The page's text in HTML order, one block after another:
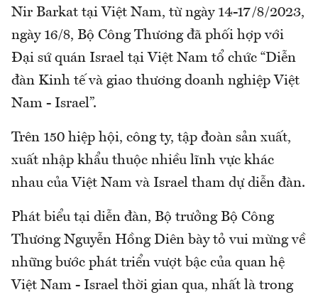
Nir Barkat tại Việt Nam, từ ngày 14-17/8/2023,
ngày 16/8, Bộ Công Thương đã phối hợp với
Đại sứ quán Israel tại Việt Nam tổ chức “Diễn
đàn Kinh tế và giao thương doanh nghiệp Việt
Nam - Israel”.
Trên 150 hiệp hội, công ty, tập đoàn sản xuất,
xuất nhập khẩu thuộc nhiều lĩnh vực khác
nhau của Việt Nam và Israel tham dự diễn đàn.
Phát biểu tại diễn đàn, Bộ trưởng Bộ Công
Thương Nguyễn Hồng Diên bày tỏ vui mừng về
những bước phát triển vượt bậc của quan hệ
Việt Nam - Israel thời gian qua, nhất là trong